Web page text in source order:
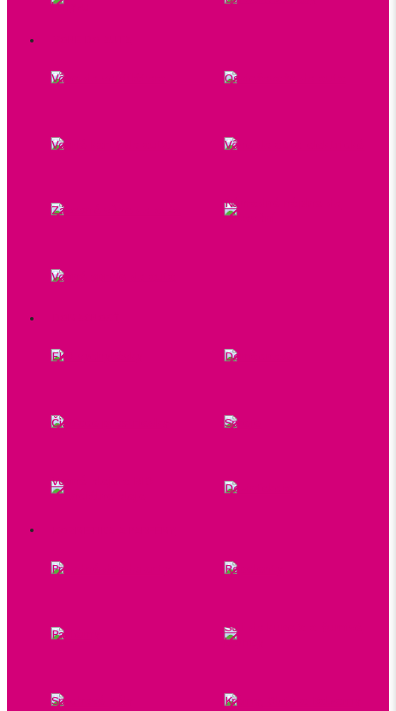
hmyzu
Vône do ventilátora Osviežovače do auta
Vonné karty do auta Vône do auta elektrické
Závesné vône do auta
Náhradné náplne do
autovôní
Vonné spreje do auta
EKO vychytávky Domácnosť
Čistiace prostriedky Spreje
Vonné oleje a BIO
esenciálne oleje
Dezinfekcia
Prírodné deodoranty Repelenty
Parfémy
Soli do kúpeľa a šumivé
bomby
Sprchové gély Krémy, Oleje a Balzamy